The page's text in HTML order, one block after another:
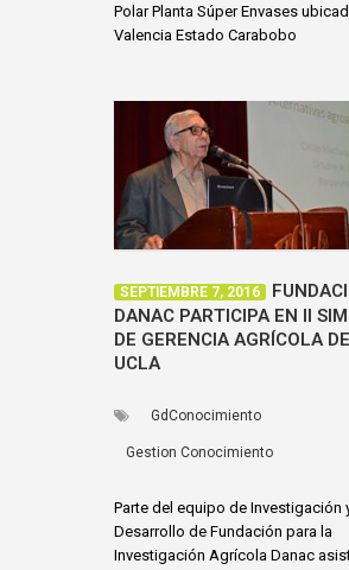
Polar Planta Súper Envases
Valencia Estado Carabobo
SEPTIEMBRE 7, 2016
DANAC PARTICIPA EN II
DE GERENCIA AGRÍCOLA
UCLA
GdConocimiento
Gestion Conocimiento
Parte del equipo de Investigación
Desarrollo de Fundación para la
Investigación Agrícola Danac